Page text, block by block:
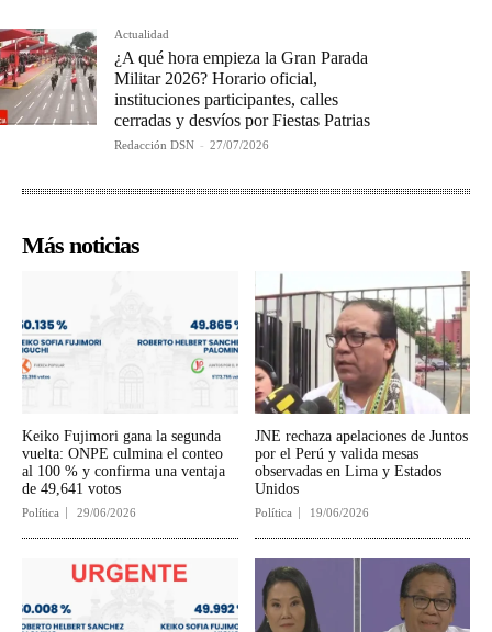
Actualidad
¿A qué hora empieza la Gran Parada
Militar 2026? Horario oficial,
instituciones participantes, calles
cerradas y desvíos por Fiestas Patrias
Redacción DSN - 27/07/2026
Más noticias
Keiko Fujimori gana la segunda
vuelta: ONPE culmina el conteo
al 100 % y confirma una ventaja
de 49,641 votos
Política 29/06/2026
JNE rechaza apelaciones de Juntos
por el Perú y valida mesas
observadas en Lima y Estados
Unidos
Política 19/06/2026